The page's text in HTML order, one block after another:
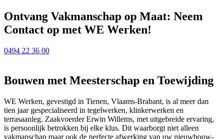
Ontvang Vakmanschap op Maat: Neem
Contact op met WE Werken!
0494 22 36 00
Bouwen met Meesterschap en Toewijding
WE Werken, gevestigd in Tienen, Vlaams-Brabant, is al meer dan
tien jaar gespecialiseerd in tegelwerken, klinkerwerken en
terrasaanleg. Zaakvoerder Erwin Willems, met uitgebreide ervaring,
is persoonlijk betrokken bij elke klus. Dit waarborgt niet alleen
vakmanschap maar ook de perfecte afwerking van uw nieuwbouw-